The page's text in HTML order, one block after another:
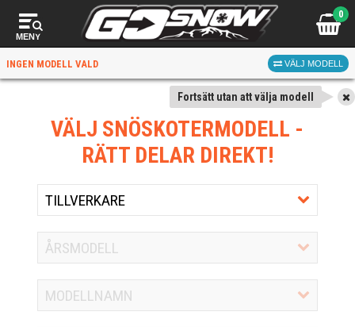
MENY
0
INGEN MODELL VALD VÄLJ MODELL
Fortsätt utan att välja modell
VÄLJ SNÖSKOTERMODELL -
RÄTT DELAR DIREKT!